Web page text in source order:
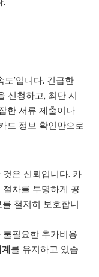
도’입니다. 긴급한
신청하고, 최단 시
한 서류 제출이나
드 정보 확인만으로
은 신뢰입니다. 카
차를 투명하게 공
철저히 보호합니
필요한 추가비용
를 유지하고 있습